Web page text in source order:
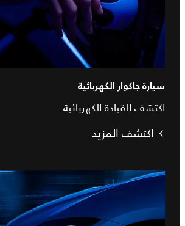
سيارة جاكوار الكهربائية
اكتشف القيادة الكهربائية.
اكتشف المزيد